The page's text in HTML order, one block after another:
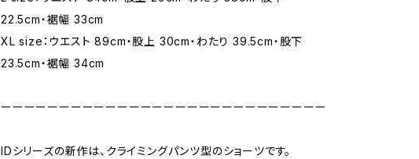
22.5cm・裾幅 33cm
XL size：ウエスト 89cm・股上 30cm・わたり 39.5cm・股下
23.5cm・裾幅 34cm
ーーーーーーーーーーーーーーーーーーーーーーーーーーーー
IDシリーズの新作は、クライミングパンツ型のショーツです。